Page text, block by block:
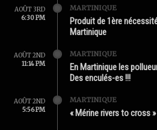
AOÛT 3RD
6:30 PM
MARTINIQUE
Produit de 1ère
Martinique
AOÛT 2ND
11:14 PM
MARTINIQUE
En Martinique les
Des enculés-es !!!
AOÛT 2ND
5:56 PM
MARTINIQUE
« Mérine rivers to cross »